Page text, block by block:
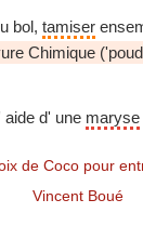
bol, tamiser
Chimique
aide d' une maryse